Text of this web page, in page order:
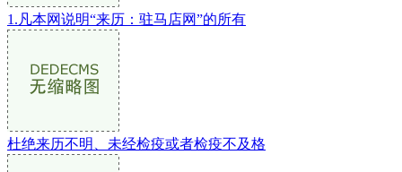
1.凡本网说明“来历：驻马店网”的所有
杜绝来历不明、未经检疫或者检疫不及格